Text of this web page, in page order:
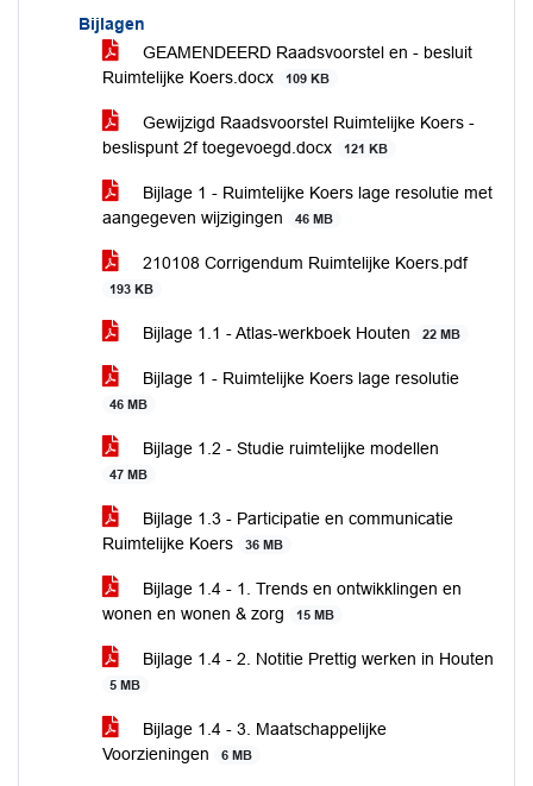
Bijlagen
GEAMENDEERD Raadsvoorstel en - besluit
Ruimtelijke Koers.docx
109 KB
Gewijzigd Raadsvoorstel Ruimtelijke Koers -
beslispunt 2f toegevoegd.docx
121 KB
Bijlage 1 - Ruimtelijke Koers lage resolutie met
aangegeven wijzigingen
46 MB
210108 Corrigendum Ruimtelijke Koers.pdf
193 KB
Bijlage 1.1 - Atlas-werkboek Houten 22 MB
Bijlage 1 - Ruimtelijke Koers lage resolutie
46 MB
Bijlage 1.2 - Studie ruimtelijke modellen
47 MB
Bijlage 1.3 - Participatie en communicatie
Ruimtelijke Koers
36 MB
Bijlage 1.4 - 1. Trends en ontwikklingen en
wonen en wonen & zorg
15 MB
Bijlage 1.4 - 2. Notitie Prettig werken in Houten
5 MB
Bijlage 1.4 - 3. Maatschappelijke
Voorzieningen
6 MB